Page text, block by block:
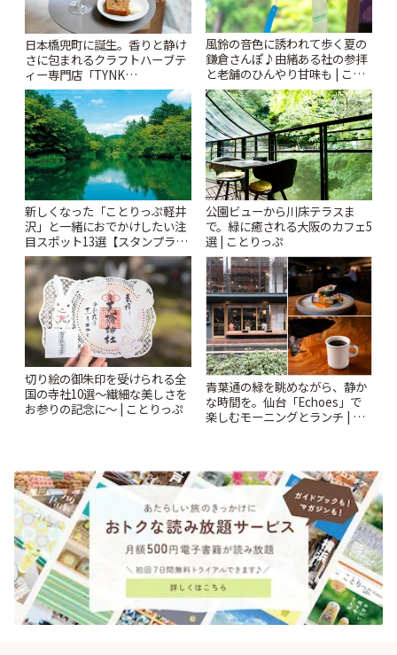
日本橋兜町に誕生。香りと静け
さに包まれるクラフトハーブテ
ィー専門店「TYNK
Kabutocho」 | ことりっぷ
風鈴の音色に誘われて歩く夏の
鎌倉さんぽ♪由緒ある社の参拝
と老舗のひんやり甘味も | こと
りっぷ
新しくなった「ことりっぷ軽井
沢」と一緒におでかけしたい注
目スポット13選【スタンプラリ
ー開催中】 | ことりっぷ
公園ビューから川床テラスま
で。緑に癒される大阪のカフェ5
選 | ことりっぷ
切り絵の御朱印を受けられる全
国の寺社10選〜繊細な美しさを
お参りの記念に〜 | ことりっぷ
青葉通の緑を眺めながら、静か
な時間を。仙台「Echoes」で
楽しむモーニングとランチ | こ